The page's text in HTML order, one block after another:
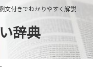
文付きでわかりやすく解説
辞典